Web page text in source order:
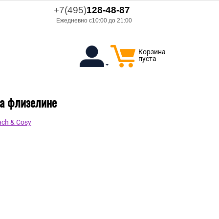
+7(495)128-48-87
Ежедневно с10:00 до 21:00
Корзина
пуста
флизелине
& Cosy